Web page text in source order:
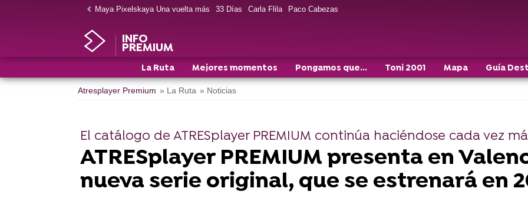
Maya Pixelskaya Una vuelta más 33 Días Carla Flila Paco Cabezas
INFO
PREMIUM
La Ruta Mejores momentos Pongamos que... Toni 2001 Mapa Guía
Atresplayer Premium » La Ruta » Noticias
El catálogo de ATRESplayer PREMIUM continúa haciéndose cada vez
ATRESplayer PREMIUM presenta en
nueva serie original, que se estrenará en